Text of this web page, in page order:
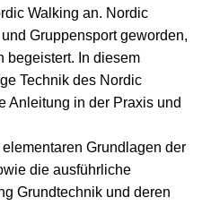
Walking an. Nordic
Gruppensport geworden,
begeistert. In diesem
Technik des Nordic
Anleitung in der Praxis und
Grundlagen der
die ausführliche
Grundtechnik und deren